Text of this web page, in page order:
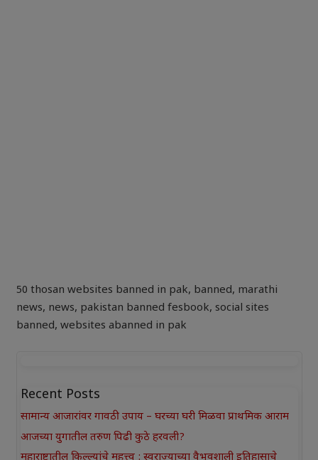
50 thosan websites banned in pak, banned, marathi
news, news, pakistan banned fesbook, social sites
banned, websites abanned in pak
Recent Posts
सामान्य आजारांवर गावठी उपाय – घरच्या घरी मिळवा प्राथमिक आराम
आजच्या युगातील तरुण पिढी कुठे हरवली?